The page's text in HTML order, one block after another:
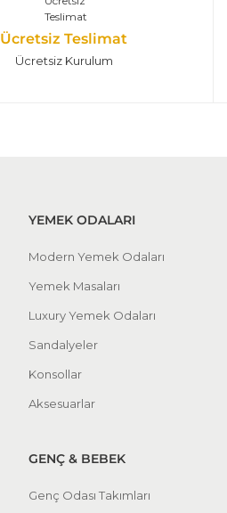
Ücretsiz Teslimat
Ücretsiz Kurulum
YEMEK ODALARI
Modern Yemek Odaları
Yemek Masaları
Luxury Yemek Odaları
Sandalyeler
Konsollar
Aksesuarlar
GENÇ & BEBEK
Genç Odası Takımları